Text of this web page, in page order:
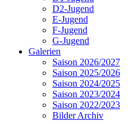
D2-Jugend
E-Jugend
F-Jugend
G-Jugend
Galerien
Saison 2026/2027
Saison 2025/2026
Saison 2024/2025
Saison 2023/2024
Saison 2022/2023
Bilder Archiv